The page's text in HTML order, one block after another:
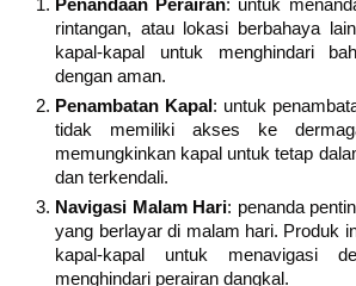
Penandaan Perairan: untuk
rintangan, atau lokasi berbahaya
kapal-kapal untuk menghindari
dengan aman.
Penambatan Kapal: untuk
tidak memiliki akses ke
memungkinkan kapal untuk tetap
dan terkendali.
Navigasi Malam Hari: penanda
yang berlayar di malam hari. Produk
kapal-kapal untuk menavigasi
menghindari perairan dangkal.